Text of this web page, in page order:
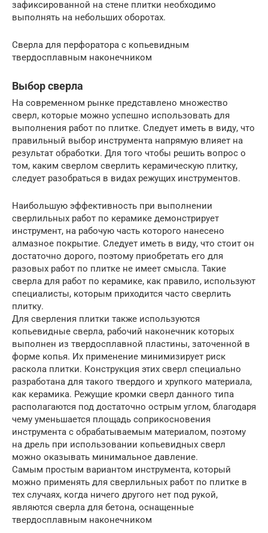
зафиксированной на стене плитки необходимо
выполнять на небольших оборотах.
Сверла для перфоратора с копьевидным
твердосплавным наконечником
Выбор сверла
На современном рынке представлено множество
сверл, которые можно успешно использовать для
выполнения работ по плитке. Следует иметь в виду, что
правильный выбор инструмента напрямую влияет на
результат обработки. Для того чтобы решить вопрос о
том, каким сверлом сверлить керамическую плитку,
следует разобраться в видах режущих инструментов.
Наибольшую эффективность при выполнении
сверлильных работ по керамике демонстрирует
инструмент, на рабочую часть которого нанесено
алмазное покрытие. Следует иметь в виду, что стоит он
достаточно дорого, поэтому приобретать его для
разовых работ по плитке не имеет смысла. Такие
сверла для работ по керамике, как правило, используют
специалисты, которым приходится часто сверлить
плитку.
Для сверления плитки также используются
копьевидные сверла, рабочий наконечник которых
выполнен из твердосплавной пластины, заточенной в
форме копья. Их применение минимизирует риск
раскола плитки. Конструкция этих сверл специально
разработана для такого твердого и хрупкого материала,
как керамика. Режущие кромки сверл данного типа
располагаются под достаточно острым углом, благодаря
чему уменьшается площадь соприкосновения
инструмента с обрабатываемым материалом, поэтому
на дрель при использовании копьевидных сверл
можно оказывать минимальное давление.
Самым простым вариантом инструмента, который
можно применять для сверлильных работ по плитке в
тех случаях, когда ничего другого нет под рукой,
являются сверла для бетона, оснащенные
твердосплавным наконечником